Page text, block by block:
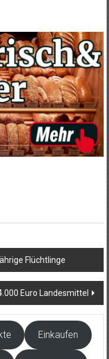
Flüchtlinge
Euro Landesmittel
Einkaufen